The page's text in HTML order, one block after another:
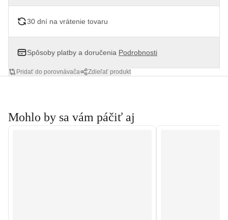
30 dní na vrátenie tovaru
Spôsoby platby a doručenia Podrobnosti
Pridať do porovnávača Zdieľať produkt
Mohlo by sa vám páčiť aj